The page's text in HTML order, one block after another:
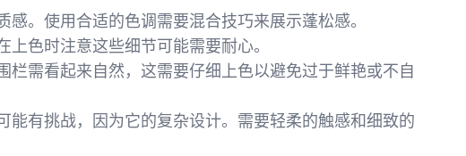
。使用合适的色调需要混合技巧来展示蓬松感。
色时注意这些细节可能需要耐心。
栏需看起来自然，这需要仔细上色以避免过于鲜艳或不自
能有挑战，因为它的复杂设计。需要轻柔的触感和细致的